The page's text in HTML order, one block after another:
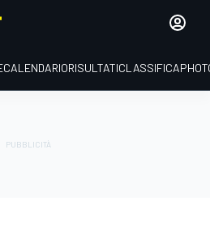
CALENDARIORISULTATICLASSIFICA